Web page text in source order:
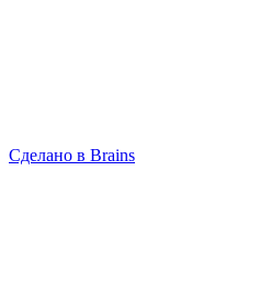
Сделано в Brains